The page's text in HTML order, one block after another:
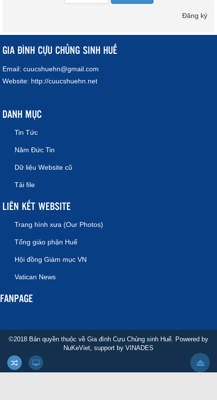
Đăng ký
GIA ĐÌNH CỰU CHỦNG SINH HUẾ
Email: cuucshuehn@gmail.com
Website: http://cuucshuehn.net
DANH MỤC
Tin Tức
Năm Đức Tin
Dữ liệu Website cũ
Tải file
LIÊN KẾT WEBSITE
Trang hình xưa (Our Photos)
Tổng giáo phận Huế
Hội đồng Giám mục VN
Vatican News
FANPAGE
©2018 Bản quyền thuộc về Gia đình Cựu Chủng sinh Huế. Powered by
NuKeViet , support by VINADES